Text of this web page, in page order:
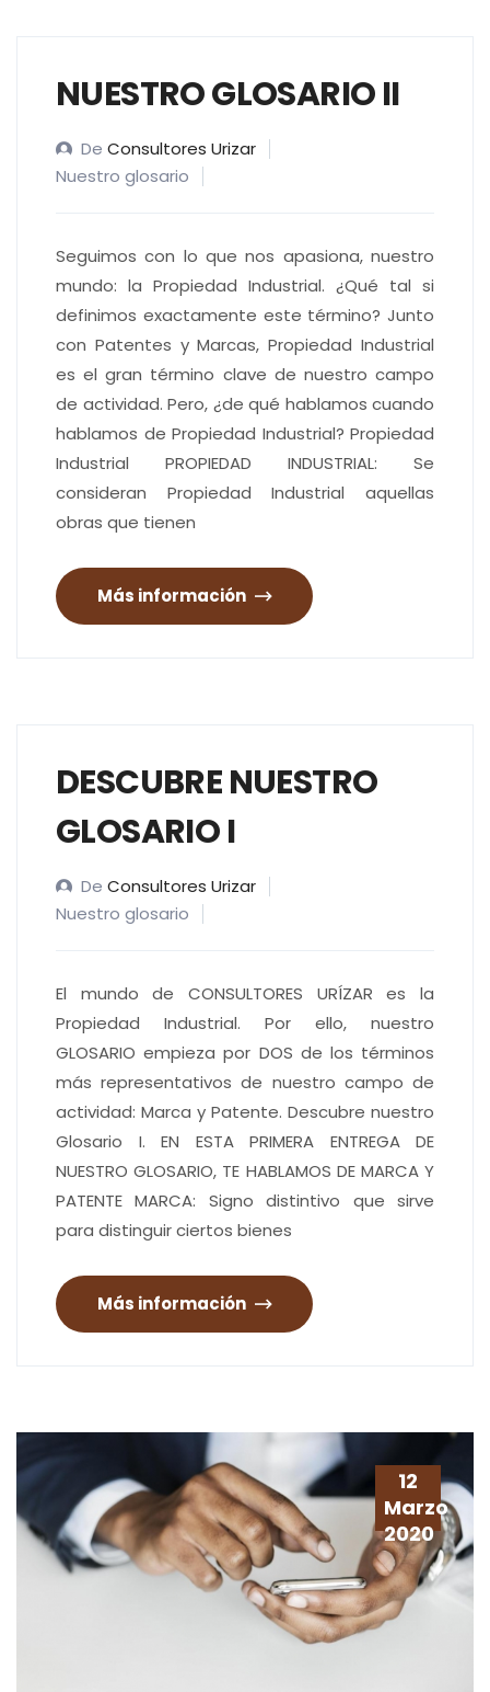
NUESTRO GLOSARIO II
De Consultores Urizar
Nuestro glosario
Seguimos con lo que nos apasiona, nuestro
mundo: la Propiedad Industrial. ¿Qué tal si
definimos exactamente este término? Junto
con Patentes y Marcas, Propiedad Industrial
es el gran término clave de nuestro campo
de actividad. Pero, ¿de qué hablamos cuando
hablamos de Propiedad Industrial? Propiedad
Industrial PROPIEDAD INDUSTRIAL: Se
consideran Propiedad Industrial aquellas
obras que tienen
Más información
DESCUBRE NUESTRO
GLOSARIO I
De Consultores Urizar
Nuestro glosario
El mundo de CONSULTORES URÍZAR es la
Propiedad Industrial. Por ello, nuestro
GLOSARIO empieza por DOS de los términos
más representativos de nuestro campo de
actividad: Marca y Patente. Descubre nuestro
Glosario I. EN ESTA PRIMERA ENTREGA DE
NUESTRO GLOSARIO, TE HABLAMOS DE MARCA Y
PATENTE MARCA: Signo distintivo que sirve
para distinguir ciertos bienes
Más información
12
Marzo
2020